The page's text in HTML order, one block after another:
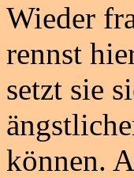
Wieder
rennst
setzt sie
können.